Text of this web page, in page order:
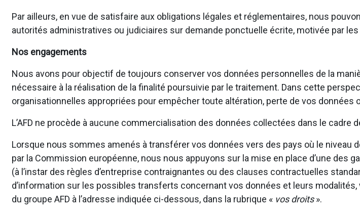
Par ailleurs, en vue de satisfaire aux obligations légales et réglementaires, nous
autorités administratives ou judiciaires sur demande ponctuelle écrite, motivée par
Nos engagements
Nous avons pour objectif de toujours conserver vos données personnelles de la
nécessaire à la réalisation de la finalité poursuivie par le traitement. Dans cette
organisationnelles appropriées pour empêcher toute altération, perte de vos données
L’AFD ne procède à aucune commercialisation des données collectées dans le cadre
Lorsque nous sommes amenés à transférer vos données vers des pays où le niveau
par la Commission européenne, nous nous appuyons sur la mise en place d’une
(à l’instar des règles d’entreprise contraignantes ou des clauses contractuelles
d’information sur les possibles transferts concernant vos données et leurs
du groupe AFD à l’adresse indiquée ci-dessous, dans la rubrique « vos droits».